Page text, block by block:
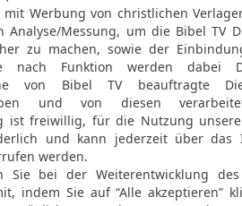
Es gibt kein
16
Siehe, ich
sollen sie
die sollen sie
in den
17 Denn
nicht vor mir
meinen Augen